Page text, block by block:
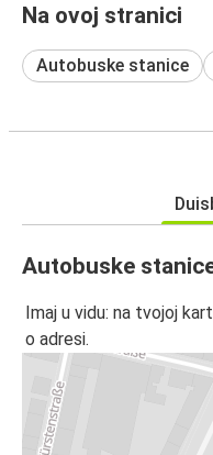
Na ovoj stranici
Autobuske stanice
Autobuske
Imaj u vidu: na tvojoj
o adresi.